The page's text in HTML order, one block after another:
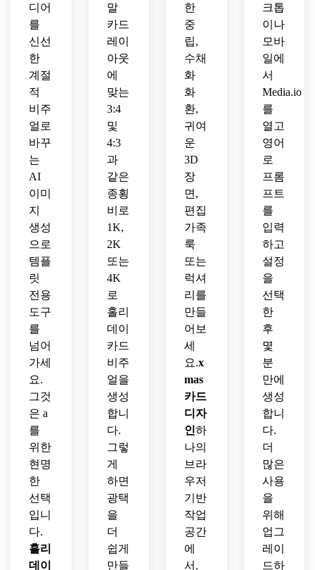
인쇄
친화
적인
구성.
아트
가 있
는 스
칸디
나비
아에
서 영
감을
받은
홀리
데이
카드
디자
인.
디어
를
신선
한
계절
적
비주
얼로
바꾸
는
AI
이미
지
생성
으로
템플
릿
전용
도구
를
넘어
가세
요.
그것
은 a
를
위한
현명
한
선택
입니
다.
홀리
데이
말
카드
레이
아웃
에
맞는
3:4
및
4:3
과
같은
종횡
비로
1K,
2K
또는
4K
로
홀리
데이
카드
비주
얼을
생성
합니
다.
그렇
게
하면
광택
을
더
쉽게
만들
한
중
립,
수채
화
화
환,
귀여
운
3D
장
면,
편집
가족
룩
또는
럭셔
리를
만들
어보
세
요.x
mas
카드
디자
인하
나의
브라
우저
기반
작업
공간
에
서.
크톱
이나
모바
일에
서
Media.io
를
열고
영어
로
프롬
프트
를
입력
하고
설정
을
선택
한
후
몇
분
만에
생성
합니
다.
더
많은
사용
을
위해
업그
레이
드하